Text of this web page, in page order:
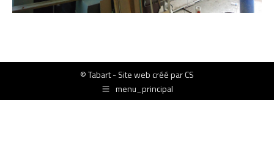
© Tabart - Site web créé parCS
menu_principal